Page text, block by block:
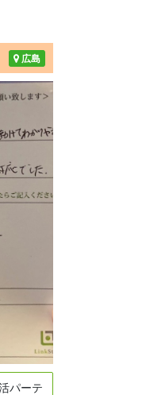
広島
パーテ